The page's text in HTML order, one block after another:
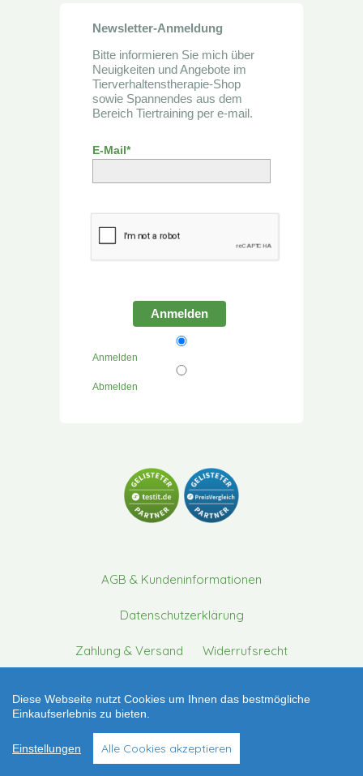
Newsletter-Anmeldung
Bitte informieren Sie mich über
Neuigkeiten und Angebote im
Tierverhaltenstherapie-Shop
sowie Spannendes aus dem
Bereich Tiertraining per e-mail.
E-Mail*
Anmelden
Anmelden
Abmelden
AGB & Kundeninformationen
Datenschutzerklärung
Zahlung & Versand Widerrufsrecht
Über uns
* gilt für Lieferungen innerhalb
Diese Webseite nutzt Cookies um Ihnen das bestmögliche
Einkaufserlebnis zu bieten.
Einstellungen Alle Cookies akzeptieren